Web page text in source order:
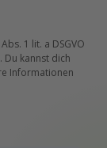
1 lit. a DSGVO
Du kannst dich
Informationen